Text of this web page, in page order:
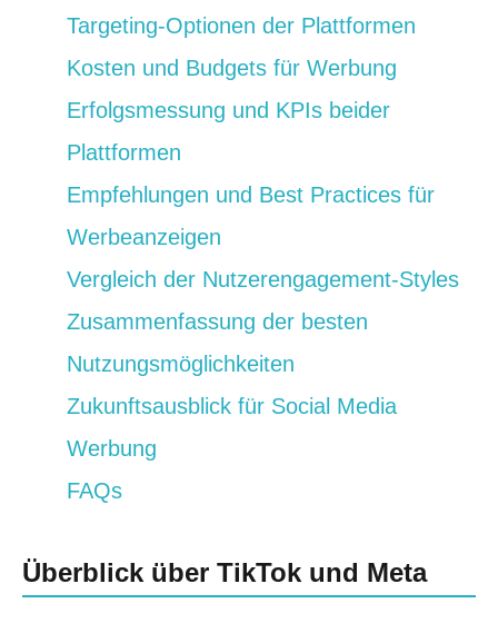
Targeting-Optionen der Plattformen
Kosten und Budgets für Werbung
Erfolgsmessung und KPIs beider
Plattformen
Empfehlungen und Best Practices für
Werbeanzeigen
Vergleich der Nutzerengagement-Styles
Zusammenfassung der besten
Nutzungsmöglichkeiten
Zukunftsausblick für Social Media
Werbung
FAQs
Überblick über TikTok und Meta